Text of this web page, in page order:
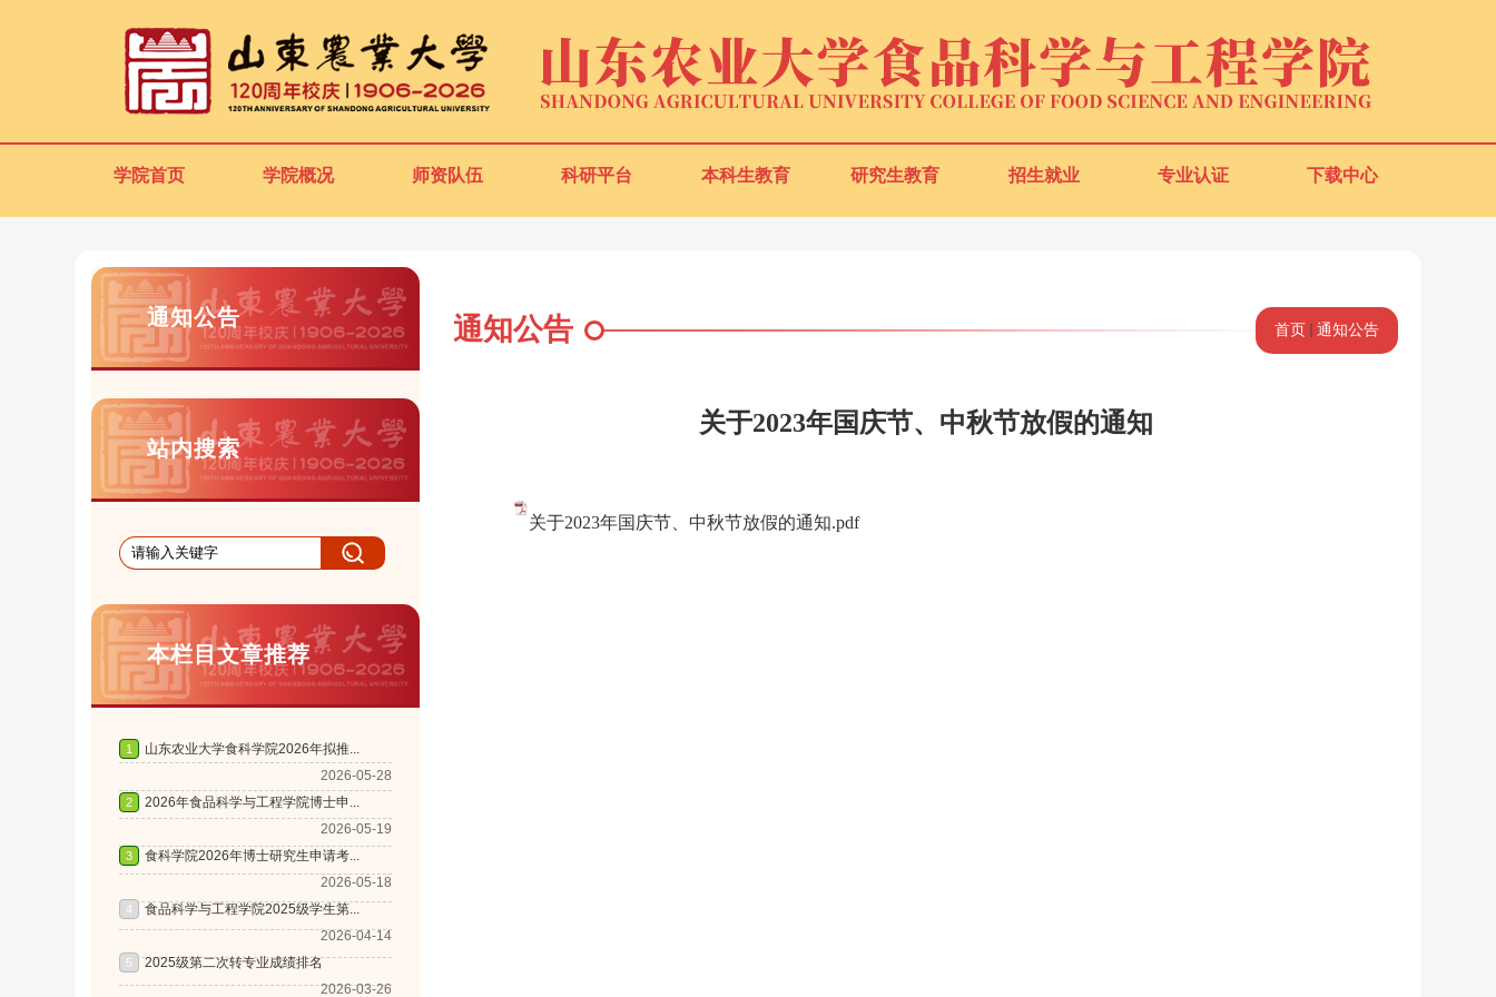
学院首页 学院概况 师资队伍 科研平台 本科生教育 研究生教育 招生就业 专业认证 下载中心
通知公告
站内搜索
本栏目文章推荐
通知公告 首页 通知公告
关于2023年国庆节、中秋节放假的通知
关于2023年国庆节、中秋节放假的通知.pdf